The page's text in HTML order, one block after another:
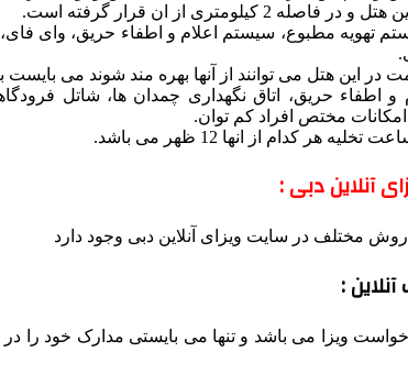
از ان قرار گرفته است.
تهویه مطبوع، سیستم اعلام و اطفاء حریق، وای
در این هتل می توانند از آنها بهره مند شوند می بایست
اعلام و اطفاء حریق، اتاق نگهداری چمدان ها، شاتل
مختص افراد کم توان.
آنلاین دبی :
ویزا می باشد و تنها می بایستی مدارک خود را